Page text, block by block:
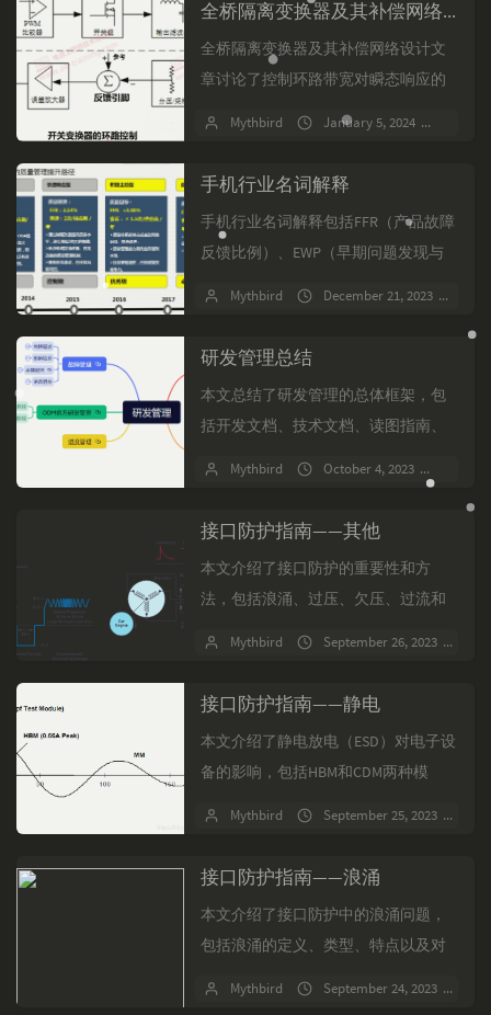
全桥隔离变换器及其补偿网络设计
全桥隔离变换器及其补偿网络设计文
章讨论了控制环路带宽对瞬态响应的
影响，强调了交越频率、相位裕量和
的两种控制方式：电流模式和...
Mythbird January 5, 2024
手机行业名词解释
手机行业名词解释包括FFR（产品故障
反馈比例）、EWP（早期问题发现与
DRB（交付方案评审）...
Mythbird December 21, 2023
研发管理总结
本文总结了研发管理的总体框架，包
括开发文档、技术文档、读图指南、
面。详细阐述了故障描述、影响分
析、更改措施、故障根因分析等...
Mythbird October 4, 2023
接口防护指南——其他
本文介绍了接口防护的重要性和方
法，包括浪涌、过压、欠压、过流和
原理，如过压保护（OVP）和...
Mythbird September 26, 2023
接口防护指南——静电
本文介绍了静电放电（ESD）对电子设
备的影响，包括HBM和CDM两种模
时间短，保护电路难以...
Mythbird September 25, 2023
接口防护指南——浪涌
本文介绍了接口防护中的浪涌问题，
包括浪涌的定义、类型、特点以及对
Mythbird September 24, 2023